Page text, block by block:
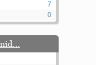
7
0